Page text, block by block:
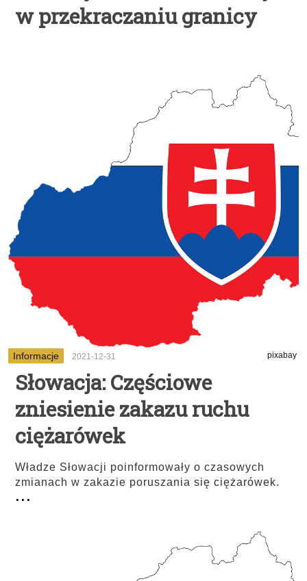
w przekraczaniu granicy
Informacje 2021-12-31 pixabay
Słowacja: Częściowe
zniesienie zakazu ruchu
ciężarówek
Władze Słowacji poinformowały o czasowych
zmianach w zakazie poruszania się ciężarówek.
...